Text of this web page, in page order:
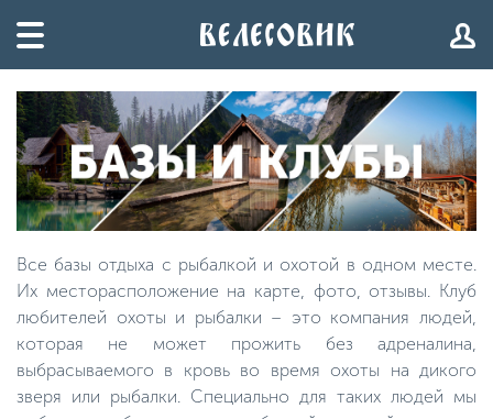
Все базы отдыха с рыбалкой и охотой в одном месте.
Их месторасположение на карте, фото, отзывы. Клуб
любителей охоты и рыбалки – это компания людей,
которая не может прожить без адреналина,
выбрасываемого в кровь во время охоты на дикого
зверя или рыбалки. Специально для таких людей мы